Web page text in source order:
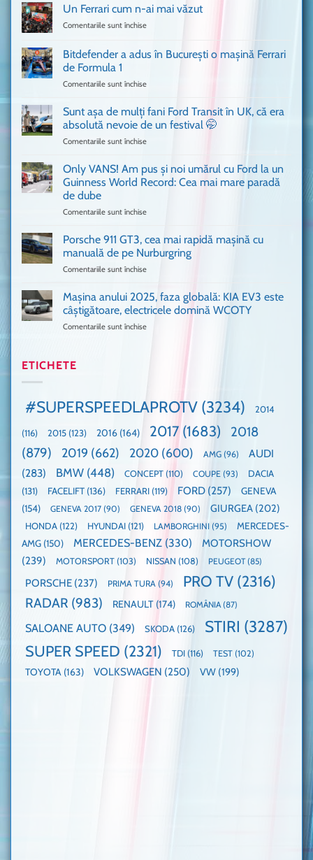
Un Ferrari cum n-ai mai văzut
Comentariile sunt închise
Ferrari
cum
văzut
Bitdefender a adus în București o mașină Ferrari
de Formula 1
Comentariile sunt închise
a
adus
în
mașină
Ferrari
Sunt așa de mulți fani Ford Transit în UK, că era
absolută nevoie de un festival 🤭
Comentariile sunt închise
așa
de
mulți
în
UK,
că
nevoie
de
Only VANS! Am pus și noi umărul cu Ford la un
Guinness World Record: Cea mai mare paradă
de dube
Comentariile sunt închise
VANS!
Am
pus
umărul
cu
mai
mare
paradă
de
dube
Porsche 911 GT3, cea mai rapidă mașină cu
manuală de pe Nurburgring
Comentariile sunt închise
911
GT3,
cea
pe
Nurburgring
Mașina anului 2025, faza globală: KIA EV3 este
câștigătoare, electricele domină WCOTY
Comentariile sunt închise
EV3
câștigătoare,
electricele
domină
WCOTY
ETICHETE
#SUPERSPEEDLAPROTV (3234) 2014
(116) 2015 (123) 2016 (164) 2017 (1683)
2018
(879)
2019 (662) 2020 (600) AMG (96)
AUDI
(283)
BMW (448) CONCEPT (110) COUPE (93)
DACIA
(131)
FACELIFT (136) FERRARI (119) FORD (257)
GENEVA
(154)
GENEVA 2017 (90) GENEVA 2018 (90) GIURGEA (202)
HONDA (122) HYUNDAI (121) LAMBORGHINI (95)
MERCEDES-
AMG (150) MERCEDES-BENZ (330)
MOTORSHOW
(239)
MOTORSPORT (103) NISSAN (108) PEUGEOT(85)
PORSCHE (237) PRIMA TURA (94) PRO TV (2316)
RADAR (983) RENAULT (174) ROMÂNIA(87)
SALOANE AUTO (349) SKODA (126) STIRI (3287)
SUPER SPEED (2321) TDI (116) TEST (102)
TOYOTA (163) VOLKSWAGEN (250) VW (199)